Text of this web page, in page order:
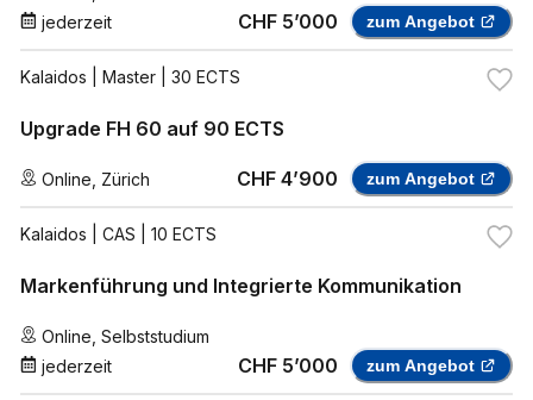
jederzeit
CHF 5’000 zum Angebot
Kalaidos | Master | 30 ECTS
Upgrade FH 60 auf 90 ECTS
Online Zürich CHF 4’900 zum Angebot
Kalaidos | CAS | 10 ECTS
Markenführung und Integrierte Kommunikation
Online Selbststudium
jederzeit
CHF 5’000 zum Angebot